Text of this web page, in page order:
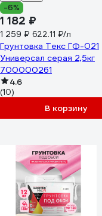
-6%
1 182 ₽
1 259 ₽ 622.11 ₽/л
Грунтовка Текс ГФ-021
Универсал серая 2,5кг
700000261
4.6
(10)
В корзину